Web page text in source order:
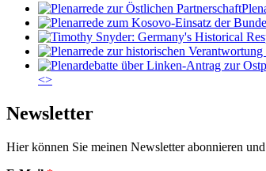
<>
Newsletter
Hier können Sie meinen Newsletter abonnieren